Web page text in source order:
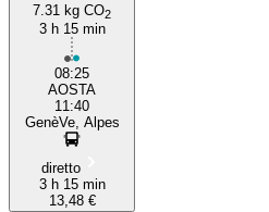
7.31 kg CO2
3 h 15 min
08:25
AOSTA
11:40
GenèVe, Alpes
diretto
3 h 15 min
13,48 €